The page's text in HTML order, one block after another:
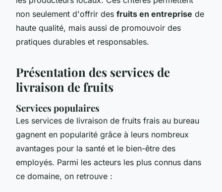
non seulement d'offrir des fruits en entreprise de
haute qualité, mais aussi de promouvoir des
pratiques durables et responsables.
Présentation des services de
livraison de fruits
Services populaires
Les services de livraison de fruits frais au bureau
gagnent en popularité grâce à leurs nombreux
avantages pour la santé et le bien-être des
employés. Parmi les acteurs les plus connus dans
ce domaine, on retrouve :